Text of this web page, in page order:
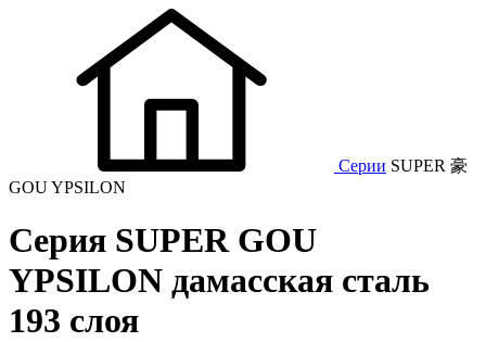
Серии SUPER 豪
GOU YPSILON
Серия SUPER GOU
YPSILON дамасская сталь
193 слоя